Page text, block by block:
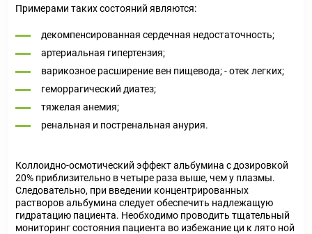
Примерами таких состояний являются:
декомпенсированная сердечная недостаточность;
артериальная гипертензия;
варикозное расширение вен пищевода; - отек легких;
геморрагический диатез;
тяжелая анемия;
ренальная и постренальная анурия.
Коллоидно-осмотический эффект альбумина с дозировкой
20% приблизительно в четыре раза выше, чем у плазмы.
Следовательно, при введении концентрированных
растворов альбумина следует обеспечить надлежащую
гидратацию пациента. Необходимо проводить тщательный
мониторинг состояния пациента во избежание ци к лято ной